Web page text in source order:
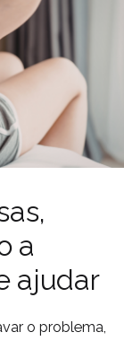
a
ajudar
o problema,